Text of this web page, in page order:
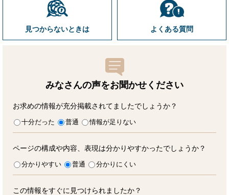
見つからないときは よくある質問
みなさんの声をお聞かせ ください
お求めの情報が充分掲載されてましたでしょうか？
十分だった 普通 情報が足りない
ページの構成や内容、表現は分かりやすかったでしょうか？
分かりやすい 普通 分かりにくい
この情報をすぐに見つけられましたか？